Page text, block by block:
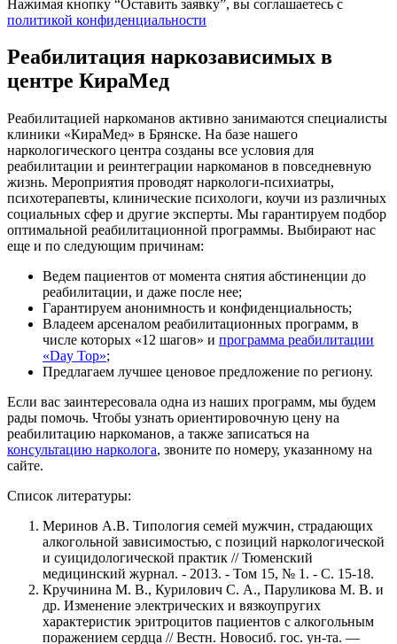
Нажимая кнопку “Оставить заявку”, вы соглашаетесь с
политикой конфиденциальности
Реабилитация наркозависимых в
центре КираМед
Реабилитацией наркоманов активно занимаются специалисты
клиники «КираМед» в Брянске. На базе нашего
наркологического центра созданы все условия для
реабилитации и реинтеграции наркоманов в повседневную
жизнь. Мероприятия проводят наркологи-психиатры,
психотерапевты, клинические психологи, коучи из различных
социальных сфер и другие эксперты. Мы гарантируем подбор
оптимальной реабилитационной программы. Выбирают нас
еще и по следующим причинам:
Ведем пациентов от момента снятия абстиненции до
реабилитации, и даже после нее;
Гарантируем анонимность и конфиденциальность;
Владеем арсеналом реабилитационных программ, в
числе которых «12 шагов» и программа реабилитации
«Day Top»;
Предлагаем лучшее ценовое предложение по региону.
Если вас заинтересовала одна из наших программ, мы будем
рады помочь. Чтобы узнать ориентировочную цену на
реабилитацию наркоманов, а также записаться на
консультацию нарколога, звоните по номеру, указанному на
сайте.
Список литературы:
Меринов А.В. Типология семей мужчин, страдающих
алкогольной зависимостью, с позиций наркологической
и суицидологической практик // Тюменский
медицинский журнал. - 2013. - Том 15, № 1. - С. 15-18.
Кручинина М. В., Курилович С. А., Паруликова М. В. и
др. Изменение электрических и вязкоупругих
характеристик эритроцитов пациентов с алкогольным
поражением сердца // Вестн. Новосиб. гос. ун-та. —